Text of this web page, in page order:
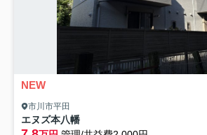
NEW
市川市平田
エヌズ本八幡